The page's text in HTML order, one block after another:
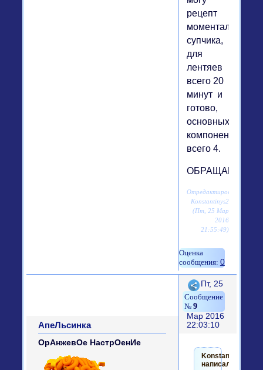
рецепт
моментального
супчика,
для
лентяев
всего 20
минут и
готово,
основных
компонентов
всего 4.
ОБРАЩАЙся!
Отредактировано
Konstantinys2
(Пт, 25 Мар
2016
21:55:49)
0
Поделиться
9
Пт, 25
Мар 2016
22:03:10
АпеЛьсинка
ОрАнжевОе НастрОенИе
Konstantinys2
написал(а):